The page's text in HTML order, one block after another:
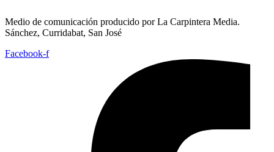
Medio de comunicación producido por La Carpintera Media.
Sánchez, Curridabat, San José
Facebook-f